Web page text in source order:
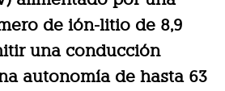
de ión-litio de 8,9
una conducción
autonomía de hasta 63